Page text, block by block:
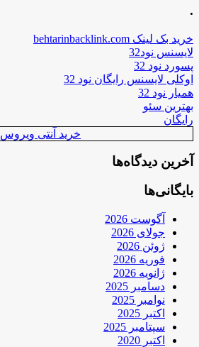
.
خرید بک لینک behtarinbacklink.com
لایسنس نود32
پسورد نود 32
اوکلی لایسنس رایگان نود 32
همیار نود 32
بهترین سئو
رایگان
خرید آنتی ویروس
آخرین دیدگاه‌ها
بایگانی‌ها
آگوست 2026
جولای 2026
ژوئن 2026
فوریه 2026
ژانویه 2026
دسامبر 2025
نوامبر 2025
اکتبر 2025
سپتامبر 2025
اکتبر 2020